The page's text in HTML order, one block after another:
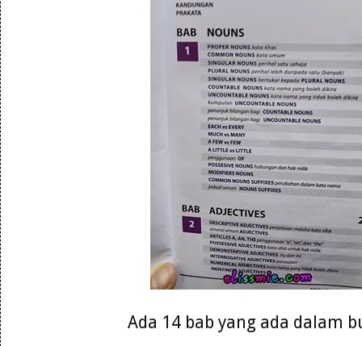
Ada 14 bab yang ada dalam